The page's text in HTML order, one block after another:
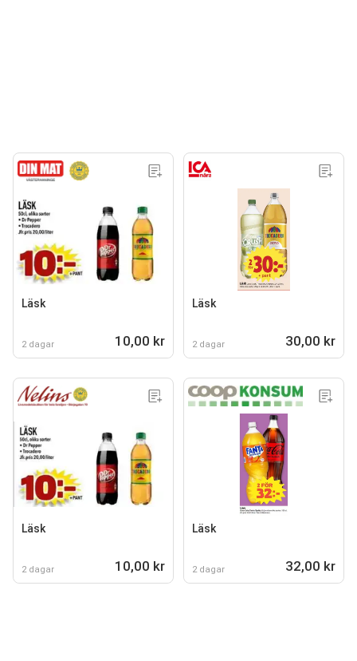
Läsk
2 dagar 10,00 kr
Läsk
2 dagar 30,00 kr
Läsk
2 dagar 10,00 kr
Läsk
2 dagar 32,00 kr